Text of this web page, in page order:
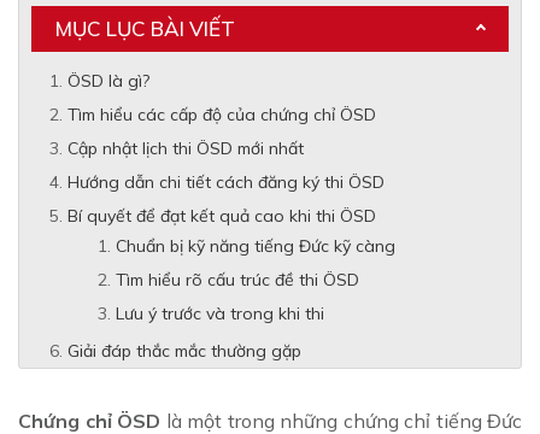
MỤC LỤC BÀI VIẾT
ÖSD là gì?
Tìm hiểu các cấp độ của chứng chỉ ÖSD
Cập nhật lịch thi ÖSD mới nhất
Hướng dẫn chi tiết cách đăng ký thi ÖSD
Bí quyết để đạt kết quả cao khi thi ÖSD
Chuẩn bị kỹ năng tiếng Đức kỹ càng
Tìm hiểu rõ cấu trúc đề thi ÖSD
Lưu ý trước và trong khi thi
Giải đáp thắc mắc thường gặp
Chứng chỉ ÖSD là một trong những chứng chỉ tiếng Đức